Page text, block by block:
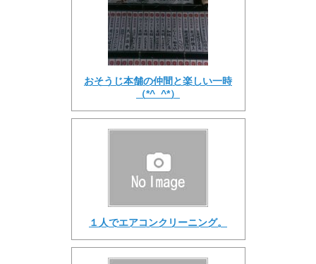
おそうじ本舗の仲間と楽しい一時
（*^_^*）
１人でエアコンクリーニング。